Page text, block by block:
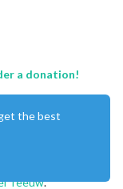
a donation!
Teeuw.
the best